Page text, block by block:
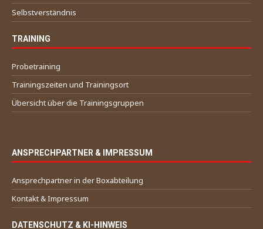
Selbstverständnis
TRAINING
Probetraining
Trainingszeiten und Trainingsort
Übersicht über die Trainingsgruppen
ANSPRECHPARTNER & IMPRESSUM
Ansprechpartner in der Boxabteilung
Kontakt & Impressum
DATENSCHUTZ & KI-HINWEIS